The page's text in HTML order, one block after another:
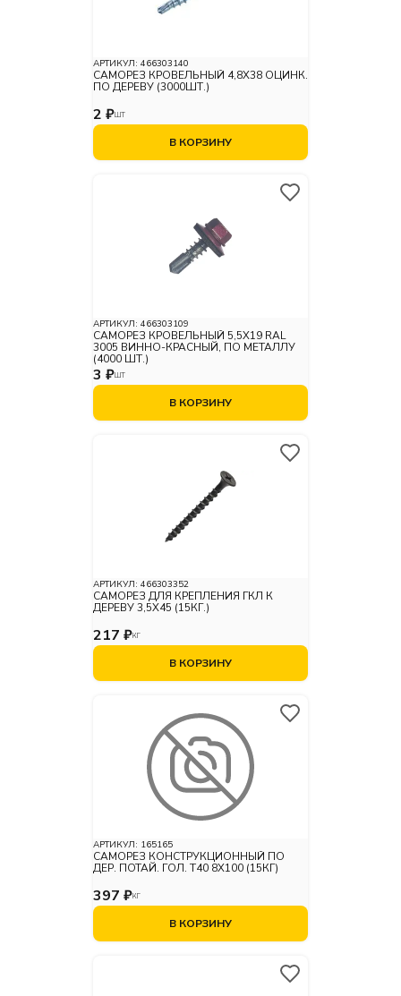
АРТИКУЛ: 466303140
САМОРЕЗ КРОВЕЛЬНЫЙ 4,8X38 ОЦИНК.
ПО ДЕРЕВУ (3000ШТ.)
2 ₽ШТ
В КОРЗИНУ
АРТИКУЛ: 466303109
САМОРЕЗ КРОВЕЛЬНЫЙ 5,5X19 RAL
3005 ВИННО-КРАСНЫЙ, ПО МЕТАЛЛУ
(4000 ШТ.)
3 ₽ШТ
В КОРЗИНУ
АРТИКУЛ: 466303352
САМОРЕЗ ДЛЯ КРЕПЛЕНИЯ ГКЛ К
ДЕРЕВУ 3,5X45 (15КГ.)
217 ₽КГ
В КОРЗИНУ
АРТИКУЛ: 165165
САМОРЕЗ КОНСТРУКЦИОННЫЙ ПО
ДЕР. ПОТАЙ. ГОЛ. Т40 8Х100 (15КГ)
397 ₽КГ
В КОРЗИНУ